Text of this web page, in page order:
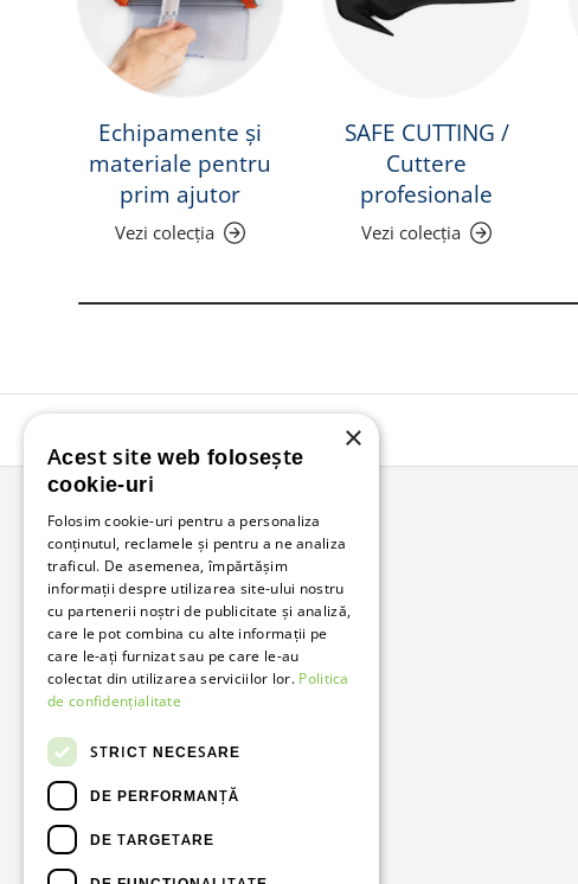
Echipamente și
materiale pentru
prim ajutor
Vezi colecția
SAFE CUTTING /
Cuttere
profesionale
Vezi colecția
Bunzl Romania
Soluții complete pentru afacerea ta.
FacebookLinkedIn
×
Acest site web folosește
cookie-uri
Folosim cookie-uri pentru a personaliza
conținutul, reclamele și pentru a ne analiza
traficul. De asemenea, împărtășim
informații despre utilizarea site-ului nostru
cu partenerii noștri de publicitate și analiză,
care le pot combina cu alte informații pe
care le-ați furnizat sau pe care le-au
colectat din utilizarea serviciilor lor. Politica
de confidențialitate
STRICT NECESARE
DE PERFORMANȚĂ
DE TARGETARE